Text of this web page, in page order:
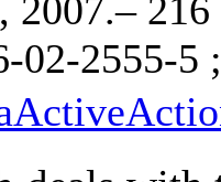
2007.– 216
02-2555-5 ;